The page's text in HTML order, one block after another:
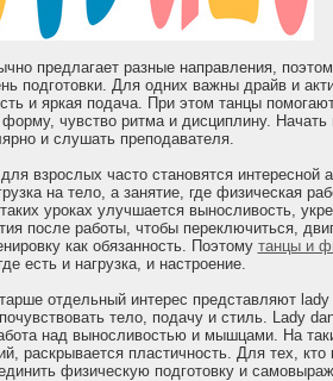
предлагает разные направления,
подготовки. Для одних важны драйв и
и яркая подача. При этом танцы
чувство ритма и дисциплину.
и слушать преподавателя.
взрослых часто становятся интересной
на тело, а занятие, где физическая
уроках улучшается выносливость,
после работы, чтобы переключиться,
как обязанность. Поэтому танцы и
есть и нагрузка, и настроение.
отдельный интерес представляют
тело, подачу и стиль. Lady
над выносливостью и мышцами. На
раскрывается пластичность. Для тех,
физическую подготовку и